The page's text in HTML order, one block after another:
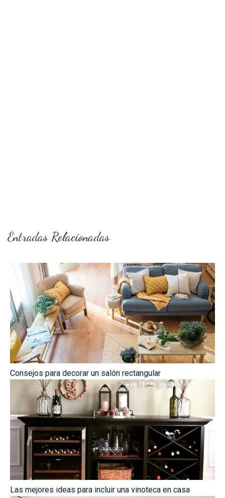
Entradas Relacionadas
Consejos para decorar un salón rectangular
Las mejores ideas para incluir una vinoteca en casa